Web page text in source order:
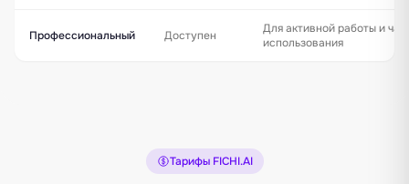
Профессиональный Доступен
Для активной работы и
использования
Тарифы FICHI.AI